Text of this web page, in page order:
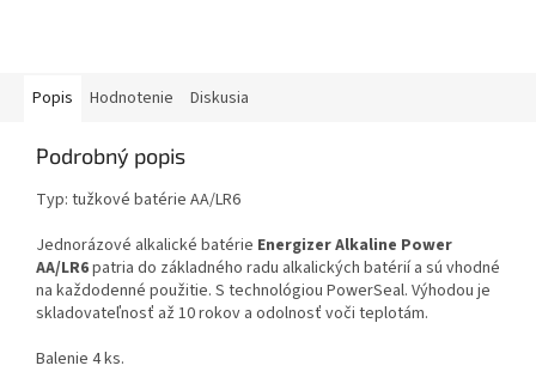
Popis Hodnotenie Diskusia
Podrobný popis
Typ: tužkové batérie AA/LR6
Jednorázové alkalické batérie Energizer Alkaline Power
AA/LR6patria do základného radu alkalických batérií a sú vhodné
na každodenné použitie. S technológiou PowerSeal. Výhodou je
skladovateľnosť až 10 rokov a odolnosť voči teplotám.
Balenie 4 ks.